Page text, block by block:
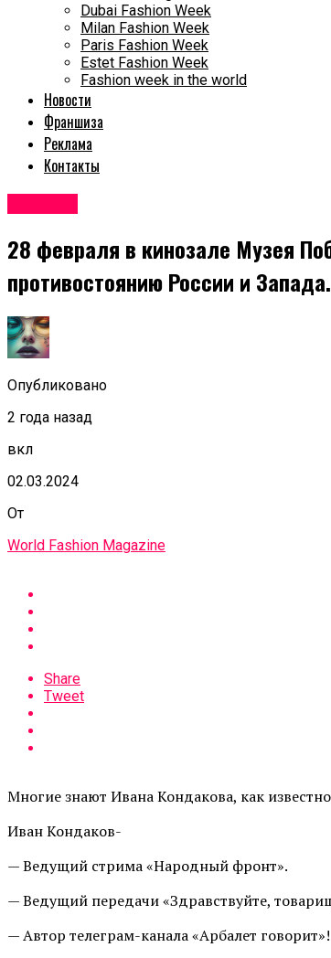
Dubai Fashion Week
Milan Fashion Week
Paris Fashion Week
Estet Fashion Week
Fashion week in the world
Новости
Франшиза
Реклама
Контакты
28 февраля в кинозале Музея
противостоянию России и Запада.
Опубликовано
2 года назад
вкл
02.03.2024
От
World Fashion Magazine
Share
Tweet
Многие знают Ивана Кондакова, как
Иван Кондаков-
— Ведущий стрима «Народный фронт».
— Ведущий передачи «Здравствуйте,
— Автор телеграм-канала «Арбалет говорит»!